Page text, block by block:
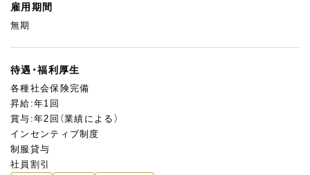
雇用期間
無期
待遇・福利厚生
各種社会保険完備
昇給:年1回
賞与:年2回（業績による）
インセンティブ制度
制服貸与
社員割引